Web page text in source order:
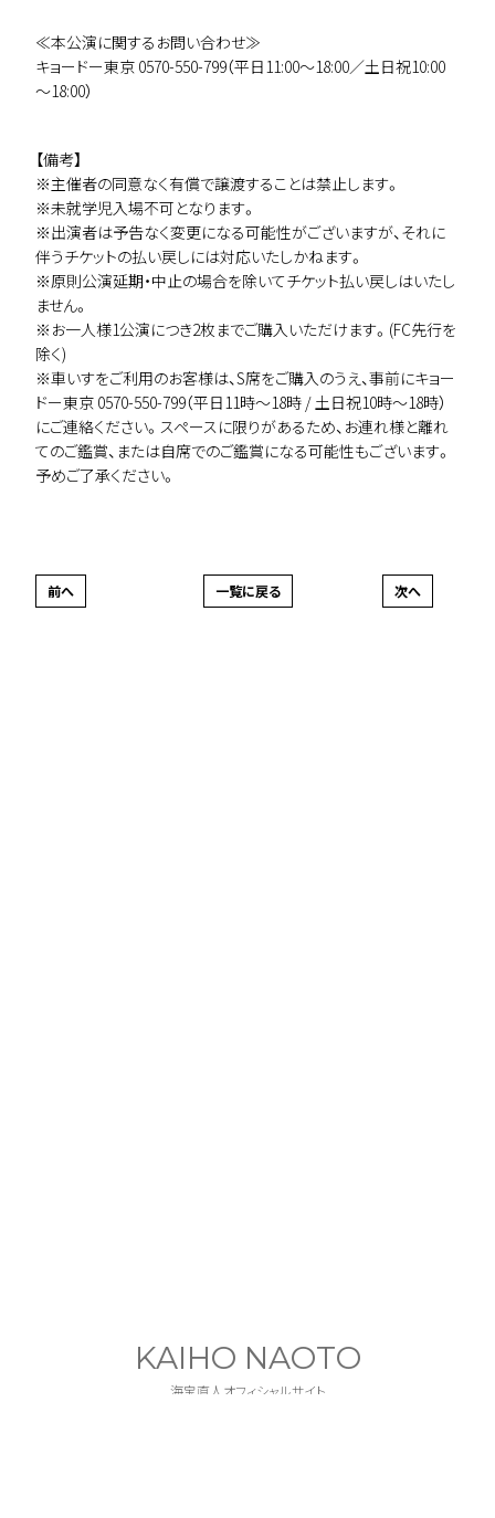
≪本公演に関するお問い合わせ≫
キョードー東京 0570-550-799（平日11:00～18:00／土日祝10:00
～18:00）
【備考】
※主催者の同意なく有償で譲渡することは禁止します。
※未就学児入場不可となります。
※出演者は予告なく変更になる可能性がございますが、それに
伴うチケットの払い戻しには対応いたしかねます。
※原則公演延期・中止の場合を除いてチケット払い戻しはいたし
ません。
※お一人様1公演につき2枚までご購入いただけます。(FC先行を
除く)
※車いすをご利用のお客様は、S席をご購入のうえ、事前にキョー
ドー東京 0570-550-799（平日11時～18時 / 土日祝10時～18時）
にご連絡ください。スペースに限りがあるため、お連れ様と離れ
てのご鑑賞、または自席でのご鑑賞になる可能性もございます。
予めご了承ください。
前へ 一覧に戻る 次へ
KAIHO NAOTO
海宝直人オフィシャルサイト